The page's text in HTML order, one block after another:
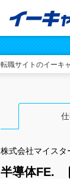
転職サイトのイーキ
株式会社マイスタ
半導体FE.